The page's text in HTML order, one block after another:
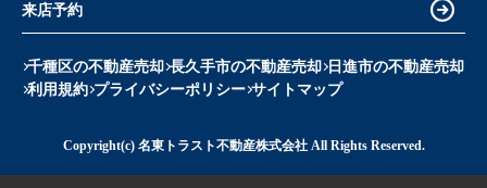
来店予約
千種区の不動産売却 長久手市の不動産売却 日進市の不動産売却
利用規約 プライバシーポリシー サイトマップ
Copyright(c) 名東トラスト不動産株式会社 All Rights Reserved.